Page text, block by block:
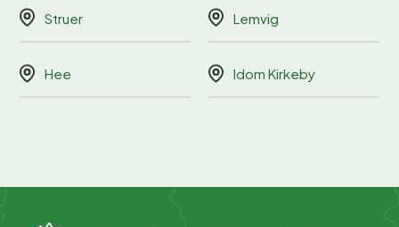
Struer Lemvig
Hee Idom Kirkeby